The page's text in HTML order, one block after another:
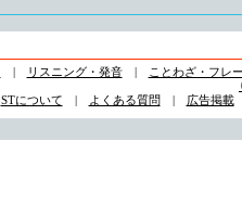
| リスニング・発音|
ことわざ・フレ
STについて | よくある質問 | 広告掲載